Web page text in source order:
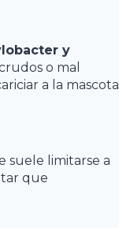
y
o mal
a la mascota
suele limitarse a
que